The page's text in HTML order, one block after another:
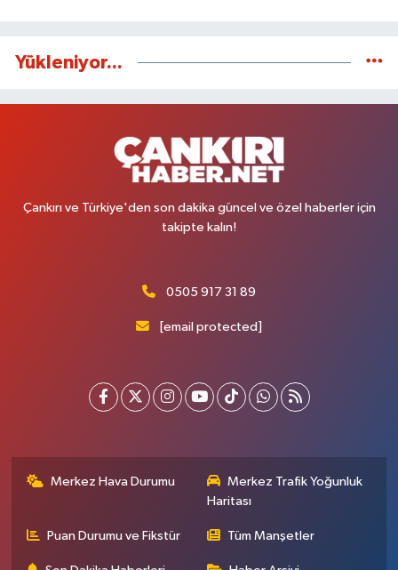
Yükleniyor...
Çankırı ve Türkiye'den son dakika güncel ve özel haberler için
takipte kalın!
0505 917 31 89
[email protected]
Merkez Hava Durumu
Merkez Trafik Yoğunluk
Haritası
Puan Durumu ve Fikstür Tüm Manşetler